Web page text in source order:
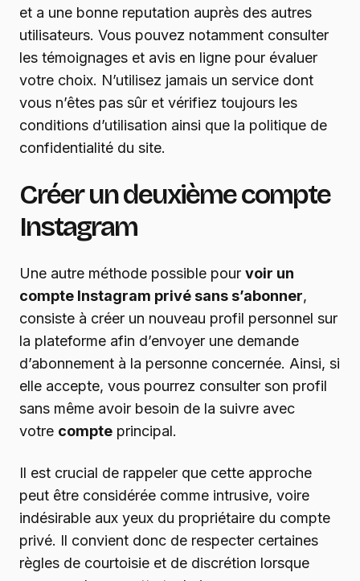
et a une bonne reputation auprès des autres
utilisateurs. Vous pouvez notamment consulter
les témoignages et avis en ligne pour évaluer
votre choix. N’utilisez jamais un service dont
vous n’êtes pas sûr et vérifiez toujours les
conditions d’utilisation ainsi que la politique de
confidentialité du site.
Créer un deuxième compte
Instagram
Une autre méthode possible pour voir un
compte Instagram privé sans s’abonner,
consiste à créer un nouveau profil personnel sur
la plateforme afin d’envoyer une demande
d’abonnement à la personne concernée. Ainsi, si
elle accepte, vous pourrez consulter son profil
sans même avoir besoin de la suivre avec
votre compte principal.
Il est crucial de rappeler que cette approche
peut être considérée comme intrusive, voire
indésirable aux yeux du propriétaire du compte
privé. Il convient donc de respecter certaines
règles de courtoisie et de discrétion lorsque